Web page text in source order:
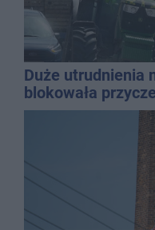
Duże utrudnienia
blokowała